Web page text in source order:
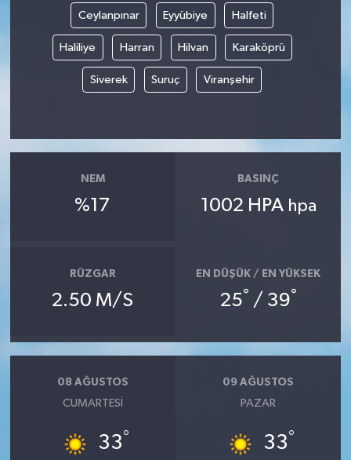
Ceylanpınar Eyyübiye Halfeti
Haliliye Harran Hilvan Karaköprü
Siverek Suruç Viranşehir
NEM
%17
BASINÇ
1002 HPA hpa
RÜZGAR
2.50 M/S
EN DÜŞÜK / EN YÜKSEK
25° / 39°
08 AĞUSTOS
CUMARTESI
33°
09 AĞUSTOS
PAZAR
33°